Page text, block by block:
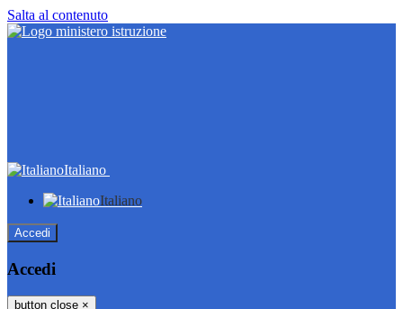
Salta al contenuto
Italiano
Italiano
Accedi
Accedi
button close ×